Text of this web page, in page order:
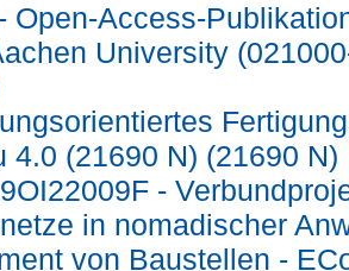
Open-Access-
University
4.0 (21690 N) (21690 N)
-
in nomadischer
von Baustellen -